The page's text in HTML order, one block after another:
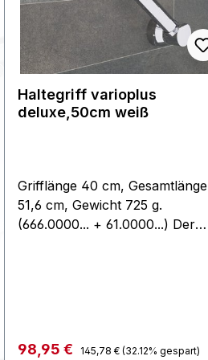
Haltegriff varioplus
deluxe,50cm weiß
Grifflänge 40 cm, Gesamtlänge
51,6 cm, Gewicht 725 g.
(666.0000... + 61.0000...) Der
Verkaufspreis:
98,95 € Regulärer Preis:
145,78 € (32.12% gespart)